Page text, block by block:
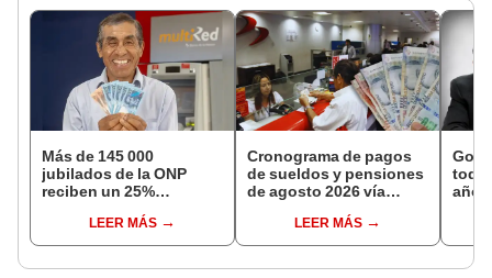
Más de 145 000
jubilados de la ONP
reciben un 25%
en agostoLEER MÁS
Cronograma de pagos
de sueldos y pensiones
de agosto 2026 vía
conoce las fechas de
depósito
LEER MÁS
año